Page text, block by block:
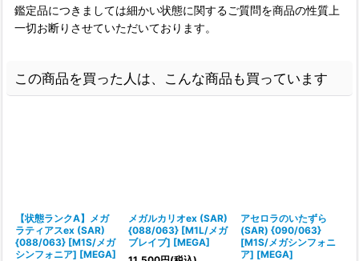
鑑定品につきましては細かい状態に関するご質問を商品の性質上
一切お断りさせていただいております。
この商品を買った人は、こんな商品も買っています
【状態ランクA】メガ
ラティアスex (SAR)
{088/063} [M1S/メガ
シンフォニア] [MEGA]
メガルカリオex (SAR)
{088/063} [M1L/メガ
ブレイブ] [MEGA]
アセロラのいたずら
(SAR) {090/063}
[M1S/メガシンフォニ
ア] [MEGA]